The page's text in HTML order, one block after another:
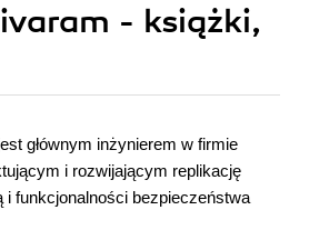
- książki,
głównym inżynierem w firmie
i rozwijającym replikację
i funkcjonalności bezpieczeństwa